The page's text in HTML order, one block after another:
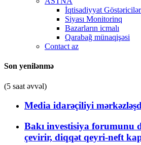
İqtisadiyyat
Siyası Monitorinq
Bazarların icmalı
Qarabağ münaqişəsi
Contact az
Son yenilənmə
(5 saat əvvəl)
Media idarəçiliyi
Bakı investisiya forumunu
çevirir, diqqət qeyri-neft